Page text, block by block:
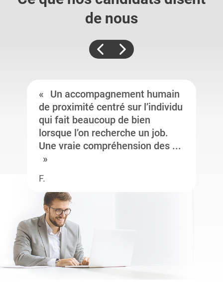
de nous
Un accompagnement humain
de proximité centré sur l’individu
qui fait beaucoup de bien
lorsque l’on recherche un job.
Une vraie compréhension des ...
F.